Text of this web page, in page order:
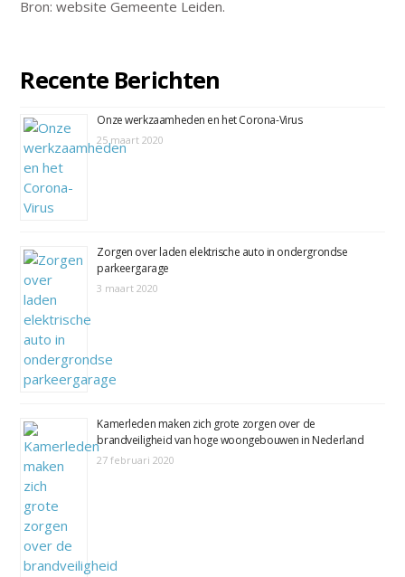
Bron: website Gemeente Leiden.
Recente Berichten
Onze werkzaamheden en het Corona-Virus
25 maart 2020
Zorgen over laden elektrische auto in ondergrondse
parkeergarage
3 maart 2020
Kamerleden maken zich grote zorgen over de
brandveiligheid van hoge woongebouwen in Nederland
27 februari 2020